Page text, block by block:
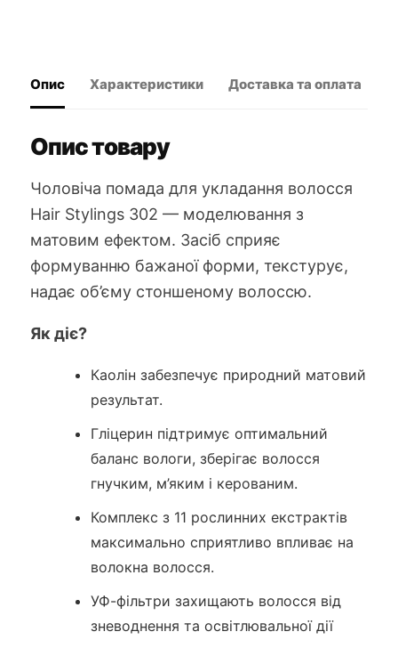
Опис Характеристики Доставка та оплата
Опис товару
Чоловіча помада для укладання волосся
Hair Stylings 302 — моделювання з
матовим ефектом. Засіб сприяє
формуванню бажаної форми, текстурує,
надає об’єму стоншеному волоссю.
Як діє?
Каолін забезпечує природний матовий
результат.
Гліцерин підтримує оптимальний
баланс вологи, зберігає волосся
гнучким, м’яким і керованим.
Комплекс з 11 рослинних екстрактів
максимально сприятливо впливає на
волокна волосся.
УФ-фільтри захищають волосся від
зневоднення та освітлювальної дії